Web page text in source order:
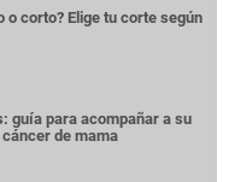
o corto? Elige tu corte según
guía para acompañar a su
de mama